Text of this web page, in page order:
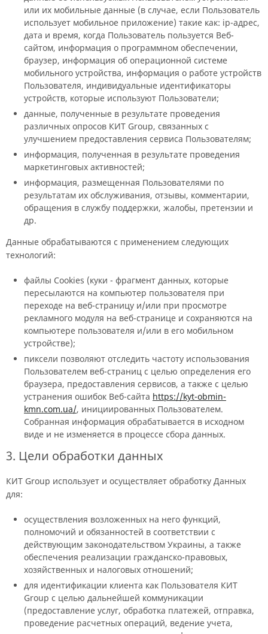
или их мобильные данные (в случае, если Пользователь
использует мобильное приложение) такие как: ip-адрес,
дата и время, когда Пользователь пользуется Веб-
сайтом, информация о программном обеспечении,
браузер, информация об операционной системе
мобильного устройства, информация о работе устройств
Пользователя, индивидуальные идентификаторы
устройств, которые используют Пользователи;
данные, полученные в результате проведения
различных опросов КИТ Group, связанных с
улучшением предоставления сервиса Пользователям;
информация, полученная в результате проведения
маркетинговых активностей;
информация, размещенная Пользователями по
результатам их обслуживания, отзывы, комментарии,
обращения в службу поддержки, жалобы, претензии и
др.
Данные обрабатываются с применением следующих
технологий:
файлы Cookies (куки - фрагмент данных, которые
пересылаются на компьютер пользователя при
переходе на веб-страницу и/или при просмотре
рекламного модуля на веб-странице и сохраняются на
компьютере пользователя и/или в его мобильном
устройстве);
пиксели позволяют отследить частоту использования
Пользователем веб-страниц с целью определения его
браузера, предоставления сервисов, а также с целью
устранения ошибок Веб-сайта https://kyt-obmin-
kmn.com.ua/, инициированных Пользователем.
Собранная информация обрабатывается в исходном
виде и не изменяется в процессе сбора данных.
3. Цели обработки данных
КИТ Group использует и осуществляет обработку Данных
для:
осуществления возложенных на него функций,
полномочий и обязанностей в соответствии с
действующим законодательством Украины, а также
обеспечения реализации гражданско-правовых,
хозяйственных и налоговых отношений;
для идентификации клиента как Пользователя КИТ
Group с целью дальнейшей коммуникации
(предоставление услуг, обработка платежей, отправка,
проведение расчетных операций, ведение учета,